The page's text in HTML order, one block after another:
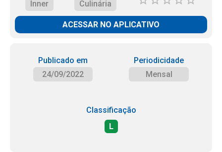
Inner
Culinária
ACESSAR NO APLICATIVO
Publicado em
24/09/2022
Periodicidade
Mensal
Classificação
L